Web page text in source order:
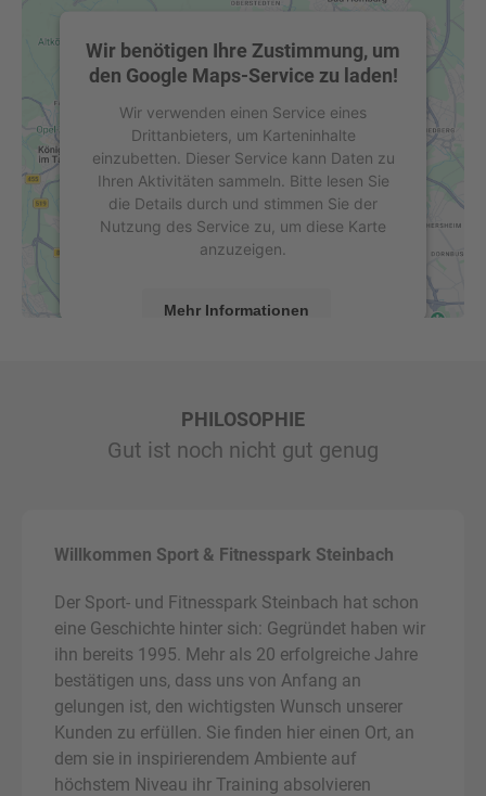
Wir benötigen Ihre Zustimmung, um
den Google Maps-Service zu laden!
Wir verwenden einen Service eines
Drittanbieters, um Karteninhalte
einzubetten. Dieser Service kann Daten zu
Ihren Aktivitäten sammeln. Bitte lesen Sie
die Details durch und stimmen Sie der
Nutzung des Service zu, um diese Karte
anzuzeigen.
Mehr Informationen
Management Platform&eRecht24
PHILOSOPHIE
Gut ist noch nicht gut genug
Willkommen Sport & Fitnesspark Steinbach
Der Sport- und Fitnesspark Steinbach hat schon
eine Geschichte hinter sich: Gegründet haben wir
ihn bereits 1995. Mehr als 20 erfolgreiche Jahre
bestätigen uns, dass uns von Anfang an
gelungen ist, den wichtigsten Wunsch unserer
Kunden zu erfüllen. Sie finden hier einen Ort, an
dem sie in inspirierendem Ambiente auf
höchstem Niveau ihr Training absolvieren